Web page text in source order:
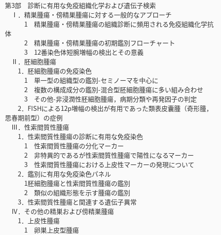
第3部 診断に有用な免疫組織化学および遺伝子検索
Ⅰ．精巣腫瘍・傍精巣腫瘍に対する一般的なアプローチ
1 精巣腫瘍・傍精巣腫瘍の組織診断に頻用される免疫組織化学抗
体
2 精巣腫瘍・傍精巣腫瘍の初期鑑別フローチャート
3 12番染色体短腕増幅の検出とその意義
Ⅱ．胚細胞腫瘍
1．胚細胞腫瘍の免疫染色
1 単一型の組織型の鑑別-セミノーマを中心に
2 複数の構成成分の鑑別-混合型胚細胞腫瘍に多い組み合わせ
3 その他-非浸潤性胚細胞腫瘍，病期分類や再発因子の判定
2．FISHによる12p増幅の検出が有用であった類表皮囊腫（奇形腫，
思春期前型）の症例
Ⅲ．性索間質性腫瘍
1．性索間質性腫瘍の診断に有用な免疫染色
1 性索間質性腫瘍の分化マーカー
2 非特異的であるが性索間質性腫瘍で陽性になるマーカー
3 性索間質性腫瘍における上皮性マーカーの発現について
2．鑑別に有用な免疫染色パネル
1胚細胞腫瘍と性索間質性腫瘍の鑑別
2 類似の組織形態を示す腫瘍の鑑別
3．性索間質性腫瘍と関連する遺伝子異常
Ⅳ．その他の精巣および傍精巣腫瘍
1．上皮性腫瘍
1 卵巣上皮型腫瘍